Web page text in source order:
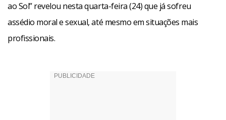
ao Sol” revelou nesta quarta-feira (24) que já sofreu
assédio moral e sexual, até mesmo em situações mais
profissionais.